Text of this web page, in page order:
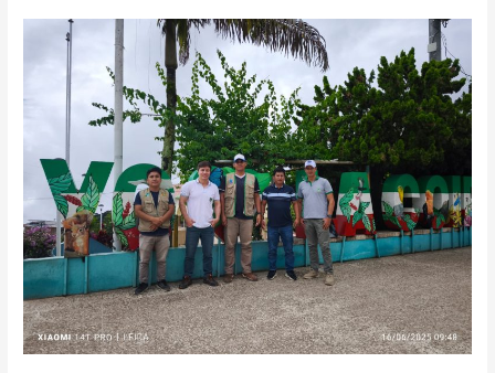
Perico
Ignacio,
ecológica
mediante
especies
forestales
nativas
de
interés
comercial
en
suelos
degradados
por